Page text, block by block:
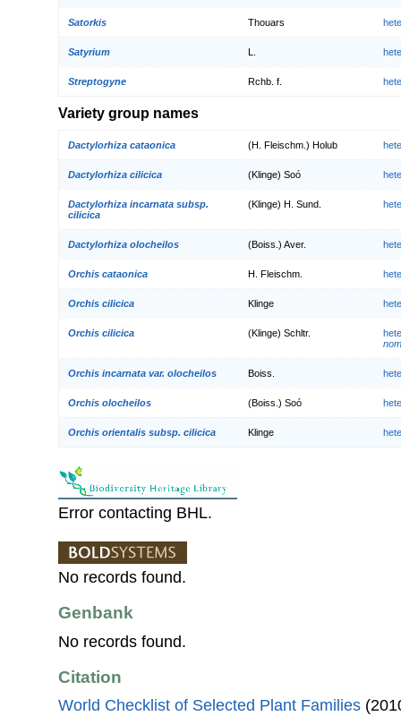
Satorkis Thouars
Satyrium
Streptogyne Rchb. f.
Variety group names
Dactylorhiza cataonica (H. Fleischm.) Holub
Dactylorhiza cilicica (Klinge) Soó
Dactylorhiza incarnata subsp.
cilicica
(Klinge) H. Sund.
Dactylorhiza olocheilos (Boiss.) Aver.
Orchis cataonica H. Fleischm.
Orchis cilicica Klinge
Orchis cilicica (Klinge) Schltr.
Orchis incarnata var. olocheilos Boiss.
Orchis olocheilos (Boiss.) Soó
Orchis orientalis subsp. cilicica Klinge
Error contacting BHL.
No records found.
Genbank
No records found.
Citation
World Checklist of Selected Plant Families